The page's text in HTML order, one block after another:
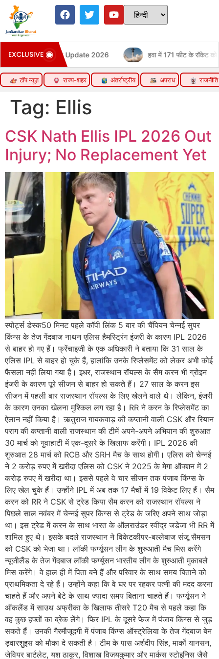
EXCLUSIVE
Market Latest Update 2026 हवा में 171 फीट के रॉकेट को
टॉप न्यूज़ राज्य-शहर अंतर्राष्ट्रीय अपराध राजनीति
Tag: Ellis
CSK Nath Ellis IPL 2026 Out
Injury; No Replacement Yet
स्पोर्ट्स डेस्क50 मिनट पहले कॉपी लिंक 5 बार की चैंपियन चेन्नई सुपर
किंग्स के तेज गेंदबाज नाथन एलिस हैमस्ट्रिंग इंजरी के कारण IPL 2026
से बाहर हो गए हैं। फ्रेंचाइजी के एक अधिकारी ने बताया कि 31 साल के
एलिस IPL से बाहर हो चुके हैं, हालांकि उनके रिप्लेसमेंट को लेकर अभी कोई
फैसला नहीं लिया गया है। इधर, राजस्थान रॉयल्स के सैम करन भी ग्रोइन
इंजरी के कारण पूरे सीजन से बाहर हो सकते हैं। 27 साल के करन इस
सीजन में पहली बार राजस्थान रॉयल्स के लिए खेलने वाले थे। लेकिन, इंजरी
के कारण उनका खेलना मुश्किल लग रहा है। RR ने करन के रिप्लेसमेंट का
ऐलान नहीं किया है। ऋतुराज गायकवाड़ की कप्तानी वाली CSK और रियान
पराग की कप्तानी वाली राजस्थान की टीमें अपने-अपने अभियान की शुरुआत
30 मार्च को गुवाहाटी में एक-दूसरे के खिलाफ करेंगी। IPL 2026 की
शुरुआत 28 मार्च को RCB और SRH मैच के साथ होगी। एलिस को चेन्नई
ने 2 करोड़ रुपए में खरीदा एलिस को CSK ने 2025 के मेगा ऑक्शन में 2
करोड़ रुपए में खरीदा था। इससे पहले वे चार सीजन तक पंजाब किंग्स के
लिए खेल चुके हैं। उन्होंने IPL में अब तक 17 मैचों में 19 विकेट लिए हैं। सैम
करन को RR ने CSK से ट्रेड किया सैम करन को राजस्थान रॉयल्स ने
पिछले साल नवंबर में चेन्नई सुपर किंग्स से ट्रेड के जरिए अपने साथ जोड़ा
था। इस ट्रेड में करन के साथ भारत के ऑलराउंडर रवींद्र जडेजा भी RR में
शामिल हुए थे। इसके बदले राजस्थान ने विकेटकीपर-बल्लेबाज संजू सैमसन
को CSK को भेजा था। लॉकी फर्ग्यूसन लीग के शुरुआती मैच मिस करेंगे
न्यूजीलैंड के तेज गेंदबाज लॉकी फर्ग्यूसन भारतीय लीग के शुरुआती मुकाबले
मिस करेंगे। वे हाल ही में पिता बने हैं और परिवार के साथ समय बिताने को
प्राथमिकता दे रहे हैं। उन्होंने कहा कि वे घर पर रहकर पत्नी की मदद करना
चाहते हैं और अपने बेटे के साथ ज्यादा समय बिताना चाहते हैं। फर्ग्यूसन ने
ऑकलैंड में साउथ अफ्रीका के खिलाफ तीसरे T20 मैच से पहले कहा कि
वह कुछ हफ्तों का ब्रेक लेंगे। फिर IPL के दूसरे फेज में पंजाब किंग्स से जुड़
सकते हैं। उनकी गैरमौजूदगी में पंजाब किंग्स ऑस्ट्रेलिया के तेज गेंदबाज बेन
ड्वारशुइस को मौका दे सकती है। टीम के पास अर्शदीप सिंह, मार्को यानसन,
जेवियर बार्टलेट, यश ठाकुर, विशाख विजयकुमार और मार्कस स्टोइनिस जैसे